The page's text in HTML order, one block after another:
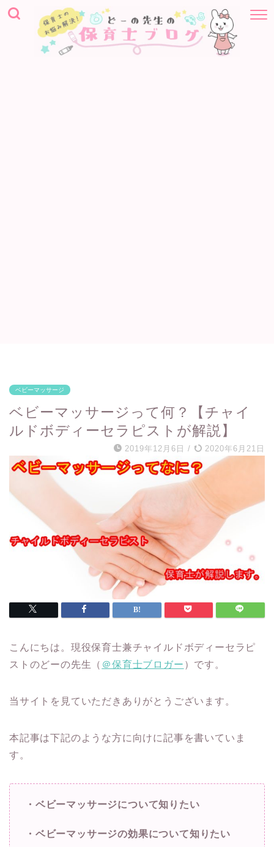
ベビーマッサージ
ベビーマッサージって何？【チャイ
ルドボディーセラピストが解説】
2019年12月6日 / 2020年6月21日
こんにちは。現役保育士兼チャイルドボディーセラピ
ストのどーの先生（ ＠保育士ブロガー ）です。
当サイトを見ていただきありがとうございます。
本記事は下記のような方に向けに記事を書いていま
す。
・ベビーマッサージについて知りたい
・ベビーマッサージの効果について知りたい